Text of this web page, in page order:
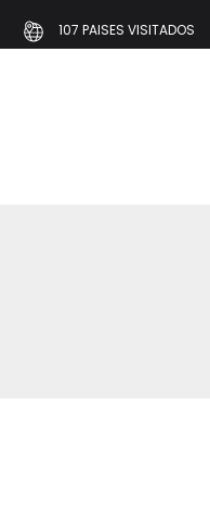
al
107 PAISES VISITADOS